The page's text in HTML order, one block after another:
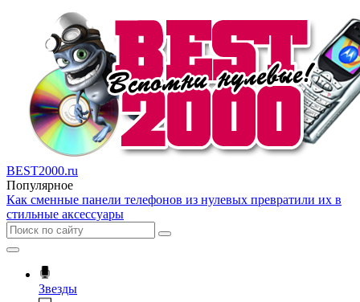
BEST2000.ru
Популярное
Как сменные панели телефонов из нулевых превратили их в
стильные аксессуары
Звезды